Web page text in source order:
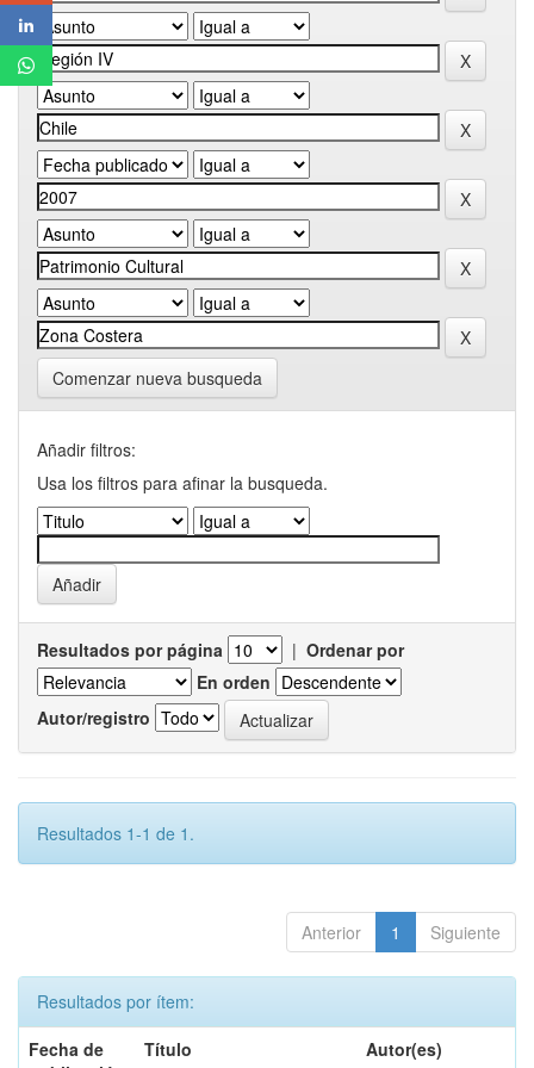
Comenzar nueva busqueda
Añadir filtros:
Usa los filtros para afinar la busqueda.
Resultados por página | Ordenar por
En orden
Autor/registro
Resultados 1-1 de 1.
Anterior 1 Siguiente
Resultados por ítem:
Fecha de
Título Autor(es)